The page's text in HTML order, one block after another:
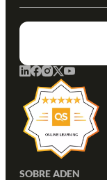
SOBRE ADEN